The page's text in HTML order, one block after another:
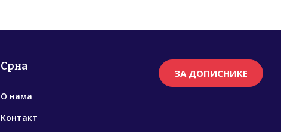
Срна
О нама
Контакт
ЗА ДОПИСНИКЕ